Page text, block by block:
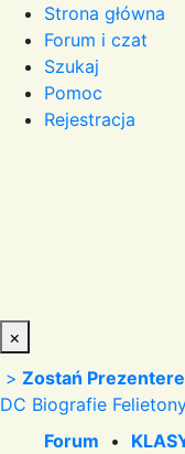
Strona główna
Forum i czat
Szukaj
Pomoc
Rejestracja
×
> Zostań
DC Biografie
Forum •